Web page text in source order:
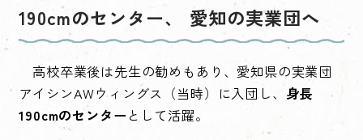
190cmのセンター、 愛知の実業団へ
高校卒業後は先生の勧めもあり、愛知県の実業団
アイシンAWウィングス（当時）に入団し、 身長
190cmのセンター として活躍。